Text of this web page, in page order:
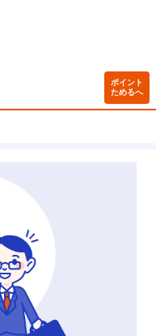
ポイント
ためるへ